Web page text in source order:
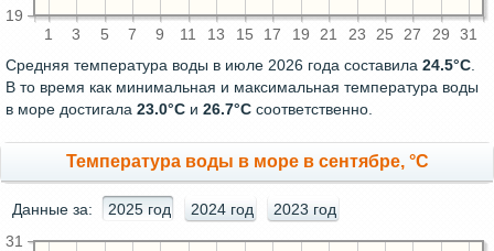
1 3 5 7 9 11 13 15 17 19 21 23 25 27 29 31
19
Средняя температура воды в июле 2026 года составила 24.5°C
В то время как минимальная и максимальная температура воды
в море достигала 23.0°C и 26.7°C соответственно.
Температура воды в море в сентябре, °C
Данные за: 2025 год 2024 год 2023 год
31